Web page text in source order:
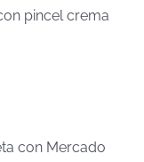
pincel crema
con Mercado